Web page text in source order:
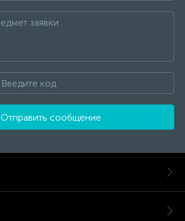
Отправить сообщение